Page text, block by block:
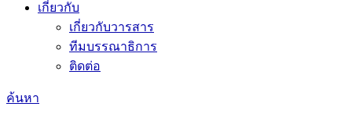
เกี่ยวกับ
เกี่ยวกับวารสาร
ทีมบรรณาธิการ
ติดต่อ
ค้นหา